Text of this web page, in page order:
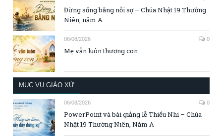
Đừng sống bằng nỗi sợ – Chúa Nhật 19 Thường
Niên, năm A
06/08/2026 0
Mẹ vẫn luôn thương con
MỤC VỤ GIÁO XỨ
06/08/2026 0
PowerPoint và bài giảng lễ Thiếu Nhi – Chúa
Nhật 19 Thường Niên, Năm A